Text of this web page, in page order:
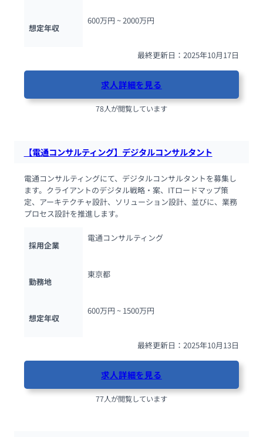
想定年収
600万円 ~ 2000万円
最終更新日：2025年10月17日
求人詳細を見る
78人が閲覧しています
【電通コンサルティング】デジタルコンサルタント
電通コンサルティングにて、デジタルコンサルタントを募集し
ます。クライアントのデジタル戦略・案、ITロードマップ策
定、アーキテクチャ設計、ソリューション設計、並びに、業務
プロセス設計を推進します。
採用企業
電通コンサルティング
勤務地
東京都
想定年収
600万円 ~ 1500万円
最終更新日：2025年10月13日
求人詳細を見る
77人が閲覧しています